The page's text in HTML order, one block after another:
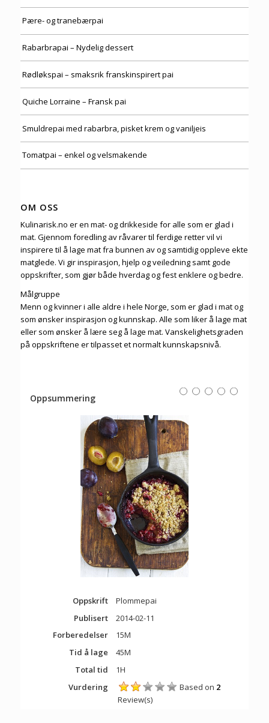
Pære- og tranebærpai
Rabarbrapai – Nydelig dessert
Rødløkspai – smaksrik franskinspirert pai
Quiche Lorraine – Fransk pai
Smuldrepai med rabarbra, pisket krem og vaniljeis
Tomatpai – enkel og velsmakende
OM OSS
Kulinarisk.no er en mat- og drikkeside for alle som er glad i
mat. Gjennom foredling av råvarer til ferdige retter vil vi
inspirere til å lage mat fra bunnen av og samtidig oppleve ekte
matglede. Vi gir inspirasjon, hjelp og veiledning samt gode
oppskrifter, som gjør både hverdag og fest enklere og bedre.
Målgruppe
Menn og kvinner i alle aldre i hele Norge, som er glad i mat og
som ønsker inspirasjon og kunnskap. Alle som liker å lage mat
eller som ønsker å lære seg å lage mat. Vanskelighetsgraden
på oppskriftene er tilpasset et normalt kunnskapsnivå.
Oppsummering Rating
1 star2 stars3 stars4 stars
Oppskrift
Plommepai
Publisert
2014-02-11
Forberedelser
15M
Tid å lage
45M
Total tid
1H
Vurdering
Based on 2
Review(s)